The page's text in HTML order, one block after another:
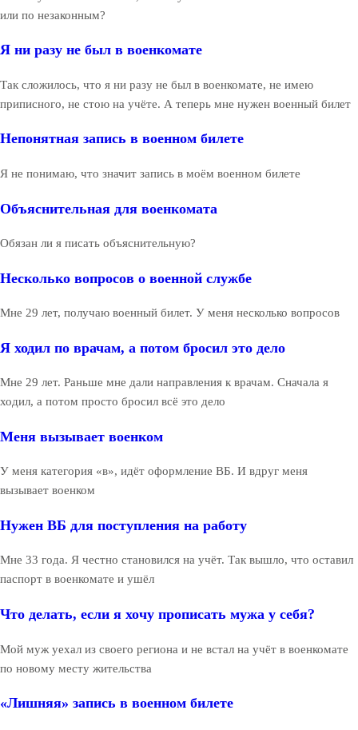
или по незаконным?
Я ни разу не был в военкомате
Так сложилось, что я ни разу не был в военкомате, не имею
приписного, не стою на учёте. А теперь мне нужен военный билет
Непонятная запись в военном билете
Я не понимаю, что значит запись в моём военном билете
Объяснительная для военкомата
Обязан ли я писать объяснительную?
Несколько вопросов о военной службе
Мне 29 лет, получаю военный билет. У меня несколько вопросов
Я ходил по врачам, а потом бросил это дело
Мне 29 лет. Раньше мне дали направления к врачам. Сначала я
ходил, а потом просто бросил всё это дело
Меня вызывает военком
У меня категория «в», идёт оформление ВБ. И вдруг меня
вызывает военком
Нужен ВБ для поступления на работу
Мне 33 года. Я честно становился на учёт. Так вышло, что оставил
паспорт в военкомате и ушёл
Что делать, если я хочу прописать мужа у себя?
Мой муж уехал из своего региона и не встал на учёт в военкомате
по новому месту жительства
«Лишняя» запись в военном билете